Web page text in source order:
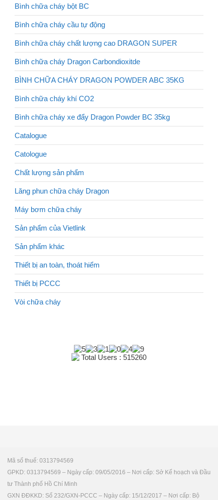
Bình chữa cháy bột BC
Bình chữa cháy cầu tự động
Bình chữa cháy chất lượng cao DRAGON SUPER
Bình chữa cháy Dragon Carbondioxitde
BÌNH CHỮA CHÁY DRAGON POWDER ABC 35KG
Bình chữa cháy khí CO2
Bình chữa cháy xe đẩy Dragon Powder BC 35kg
Catalogue
Catologue
Chất lượng sản phẩm
Lăng phun chữa cháy Dragon
Máy bơm chữa cháy
Sản phẩm của Vietlink
Sản phẩm khác
Thiết bị an toàn, thoát hiểm
Thiết bị PCCC
Vòi chữa cháy
Total Users : 515260
Mã số thuế: 0313794569
GPKD: 0313794569 – Ngày cấp: 09/05/2016 – Nơi cấp: Sở Kế hoạch và Đầu
tư Thành phố Hồ Chí Minh
GXN ĐĐKKD: Số 232/GXN-PCCC – Ngày cấp: 15/12/2017 – Nơi cấp: Bộ